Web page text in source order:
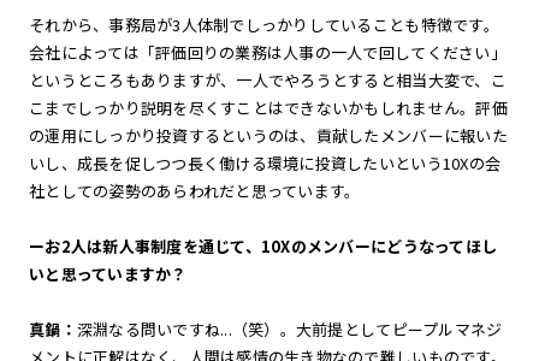
それから、事務局が3人体制でしっかりしていることも特徴です。
会社によっては「評価回りの業務は人事の一人で回してください」
というところもありますが、一人でやろうとすると相当大変で、こ
こまでしっかり説明を尽くすことはできないかもしれません。評価
の運用にしっかり投資するというのは、貢献したメンバーに報いた
いし、成長を促しつつ長く働ける環境に投資したいという10Xの会
社としての姿勢のあらわれだと思っています。
ーお2人は新人事制度を通じて、10Xのメンバーにどうなってほし
いと思っていますか？
真鍋： 深淵なる問いですね...（笑）。大前提としてピープルマネジ